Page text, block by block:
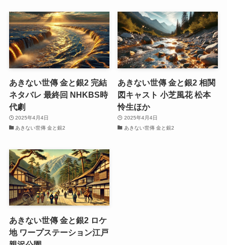
あきない世傳 金と銀2 完結
ネタバレ 最終回 NHKBS時
代劇
2025年4月4日
あきない世傳 金と銀2
あきない世傳 金と銀2 相関
図キャスト 小芝風花 松本
怜生ほか
2025年4月4日
あきない世傳 金と銀2
あきない世傳 金と銀2 ロケ
地 ワープステーション江戸